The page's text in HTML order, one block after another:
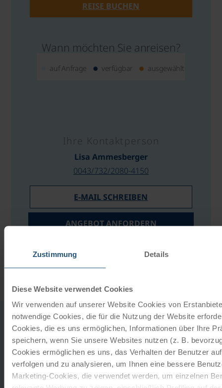
Zustimmung Details
Diese Website verwendet Cookies
Wir verwenden auf unserer Website Cookies von
notwendige Cookies, die für die Nutzung der Website
Cookies, die es uns ermöglichen, Informationen über Ihre
speichern, wenn Sie unsere Websites nutzen (z. B.
Cookies ermöglichen es uns, das Verhalten der Benutzer
verfolgen und zu analysieren, um Ihnen eine bessere
Marketing-Cookies, die verwendet werden, um einzelnen
REISE BUCHEN
Wann möchten Sie anreisen?
auf Anfrage verfügbar ausgewählt
Ihre Kontaktperson
Lisa Ammesberger
0043/732/2080-4150
E-MAIL SCHREIBEN
ANGEBOT ANFORDERN
IHR HOTEL